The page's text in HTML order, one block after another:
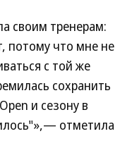
своим тренерам:
потому что мне не
с той же
сохранить
и сезону в
отметила